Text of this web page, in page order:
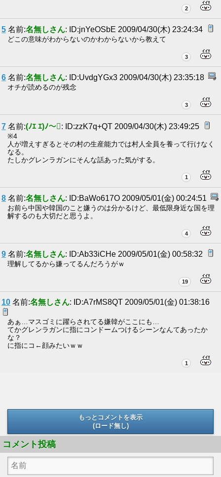
2
5 名前:名無しさん: ID:jnYeOSbE 2009/04/30(木) 23:24:34
どこの意味がわからないのかわからないから教えて
3
6 名前:名無しさん: ID:UvdgYGx3 2009/04/30(木) 23:35:18
オチが読めるのが残念
3
7 名前:(ﾉｴ ｴ)ﾉ〜: ID:zzK7q+QT 2009/04/30(木) 23:49:25
※4
人が増えすぎるとその村の生産能力では村人全員を養って行けなく
なる。
たしかグレンラガンにそんな話あった気がする。
1
8 名前:名無しさん: ID:BaWo617O 2009/05/01(金) 00:24:51
お前ら中国や韓国のこと嫌うのは分かるけど、最低限身近な国を理
解するのも大切だと思うよ。
4
9 名前:名無しさん: ID:Ab33iCHe 2009/05/01(金) 00:58:32
理解してるから嫌ってるんだろうがｗ
19
10 名前:名無しさん: ID:A7rMS8QT 2009/05/01(金) 01:38:16
あぁ…マスゴミに躍らされてる嫌韓がここにも…
てかグレンラガンに指にコンドームつけるシーンなんてあったか
な？
に指にコ←顔みたいｗｗ
1
もっとコメントを表示
(ロード無し)
コメント投稿